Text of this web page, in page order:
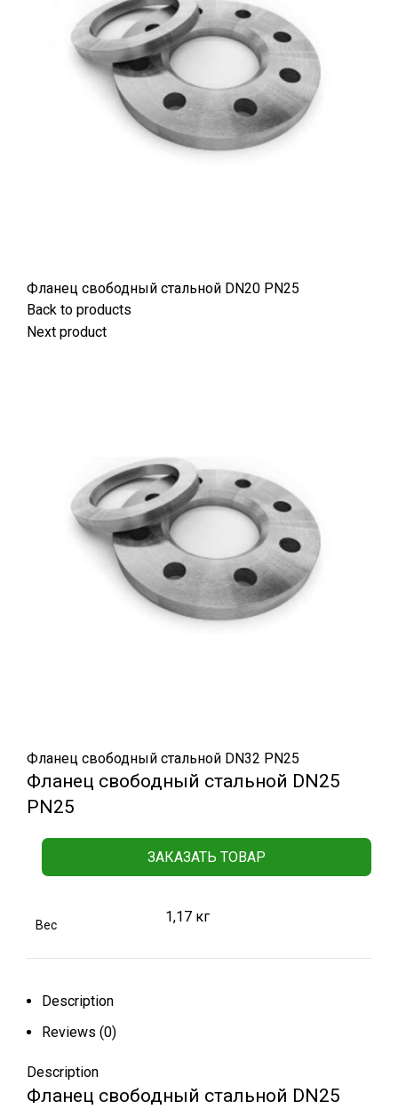
Фланец свободный стальной DN20 РN25
Back to products
Next product
Фланец свободный стальной DN32 РN25
Фланец свободный стальной DN25
РN25
ЗАКАЗАТЬ ТОВАР
Вес 1,17 кг
Description
Reviews (0)
Description
Фланец свободный стальной DN25